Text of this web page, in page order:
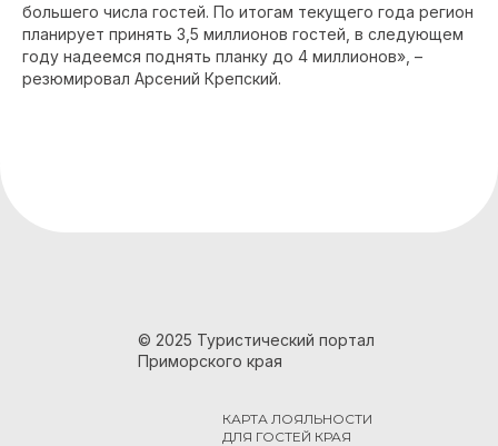
большего числа гостей. По итогам текущего года регион
планирует принять 3,5 миллионов гостей, в следующем
году надеемся поднять планку до 4 миллионов», –
резюмировал Арсений Крепский.
© 2025 Туристический портал
Приморского края
КАРТА ЛОЯЛЬНОСТИ
ДЛЯ ГОСТЕЙ КРАЯ